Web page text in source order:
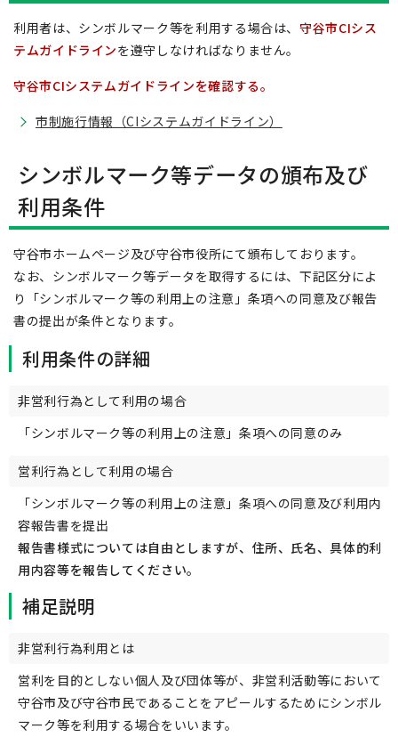
利用者は、シンボルマーク等を利用する場合は、守谷市CIシス
テムガイドラインを遵守しなければなりません。
守谷市CIシステムガイドラインを確認する。
市制施行情報（CIシステムガイドライン）
シンボルマーク等データの頒布及び
利用条件
守谷市ホームページ及び守谷市役所にて頒布しております。
なお、シンボルマーク等データを取得するには、下記区分によ
り「シンボルマーク等の利用上の注意」条項への同意及び報告
書の提出が条件となります。
利用条件の詳細
非営利行為として利用の場合
「シンボルマーク等の利用上の注意」条項への同意のみ
営利行為として利用の場合
「シンボルマーク等の利用上の注意」条項への同意及び利用内
容報告書を提出
報告書様式については自由としますが、住所、氏名、具体的利
用内容等を報告してください。
補足説明
非営利行為利用とは
営利を目的としない個人及び団体等が、非営利活動等において
守谷市及び守谷市民であることをアピールするためにシンボル
マーク等を利用する場合をいいます。